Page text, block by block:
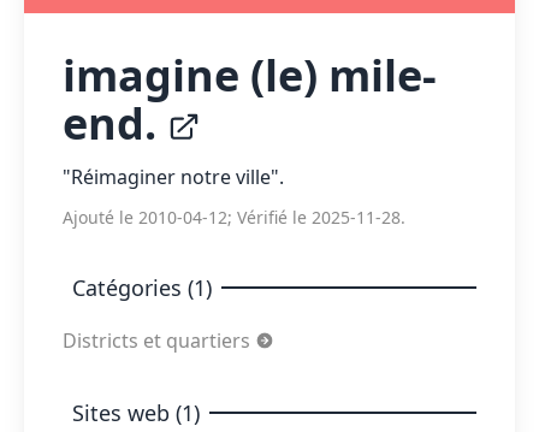
imagine (le) mile-
end.
"Réimaginer notre ville".
Ajouté le 2010-04-12; Vérifié le 2025-11-28.
Catégories (1)
Districts et quartiers
Sites web (1)